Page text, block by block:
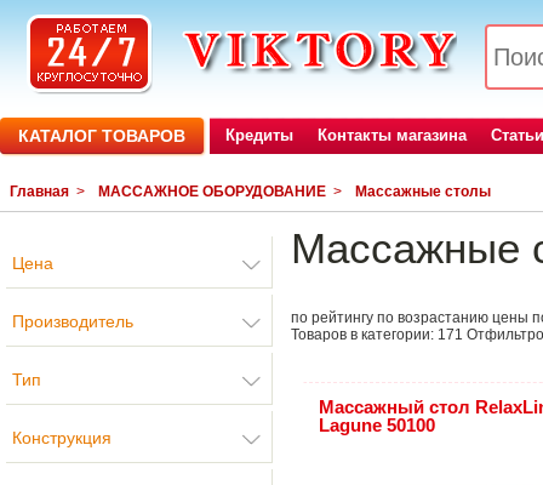
КАТАЛОГ ТОВАРОВ Кредиты Контакты магазина Статьи
Главная > МАССАЖНОЕ ОБОРУДОВАНИЕ > Массажные столы
Цена
Производитель
Тип
Конструкция
Массажные
по рейтингу по возрастанию цены
Товаров в категории: 171
Массажный стол
Lagune 50100